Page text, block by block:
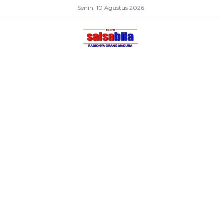
Senin, 10 Agustus 2026